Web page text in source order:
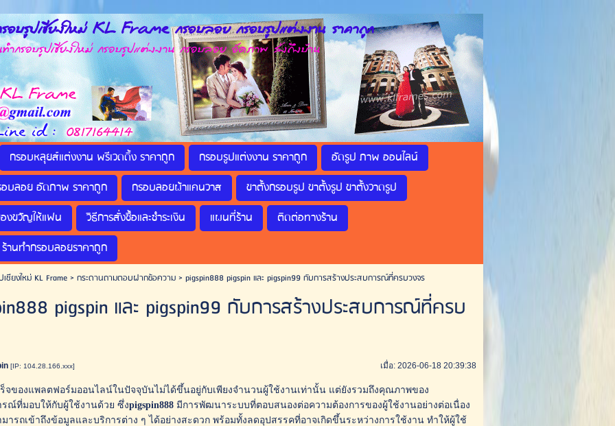
บรูปเชียงใหม่ KL Frame กรอบลอย กรอบรูปแต่งงาน ราคาถูก
อบรูปเชียงใหม่ กรอบรูปแต่งงาน กรอบลอย อัดภาพ ส่งถึงบ้าน
กรอบหลุยส์แต่งงาน พรีเวดดิ้ง ราคาถูก กรอบรูปแต่งงาน ราคาถูก
อัดรูป ภาพ ออนไลน์
บลอย อัดภาพ ราคาถูก
กรอบลอยผ้าแคนวาส
ขาตั้งกรอบรูป ขาตั้งรูป ขาตั้งวาดรูป
งขวัญให้แฟน
วิธีการสั่งซื้อและชำระเงิน แผนที่ร้าน
ติดต่อทางร้าน
ร้านทำกรอบลอยราคาถูก
ชียงใหม่ KL Frame> กระดานถามตอบฝากข้อความ> pigspin888 pigspin และ pigspin99 กับการสร้างประสบการณ์ที่ครบวงจร
pigspin และ pigspin99 กับการสร้างประสบการณ์ที่ครบ
[IP: 104.28.166.xxx] เมื่อ: 2026-06-18 20:39:38
จของแพลตฟอร์มออนไลน์ในปัจจุบันไม่ได้ขึ้นอยู่กับเพียงจำนวนผู้ใช้งานเท่านั้น แต่ยังรวมถึงคุณภาพของ
รณ์ที่มอบให้กับผู้ใช้งานด้วย ซึ่งpigspin888มีการพัฒนาระบบที่ตอบสนองต่อความต้องการของผู้ใช้งานอย่างต่อเนื่อง
ารถเข้าถึงข้อมูลและบริการต่าง ๆ ได้อย่างสะดวก พร้อมทั้งลดอุปสรรคที่อาจเกิดขึ้นระหว่างการใช้งาน ทำให้ผู้ใช้